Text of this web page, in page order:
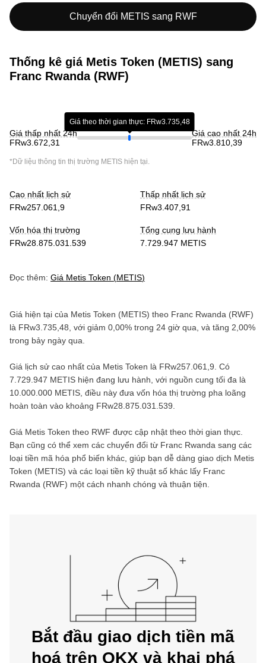
Chuyển đổi METIS sang RWF
Thống kê giá Metis Token (METIS) sang
Franc Rwanda (RWF)
Giá thấp nhất 24h
FRw3.672,31
Giá theo thời gian thực: FRw3.735,48
Giá cao nhất 24h
FRw3.810,39
*Dữ liệu thông tin thị trường METIS hiện tại.
Cao nhất lịch sử
FRw257.061,9
Thấp nhất lịch sử
FRw3.407,91
Vốn hóa thị trường
FRw28.875.031.539
Tổng cung lưu hành
7.729.947 METIS
Đọc thêm: Giá Metis Token (METIS)
Giá hiện tại của Metis Token (METIS) theo Franc Rwanda (RWF)
là FRw3.735,48 , với giảm 0,00% trong 24 giờ qua, và tăng 2,00%
trong bảy ngày qua.
Giá lịch sử cao nhất của Metis Token là FRw257.061,9 . Có
7.729.947 METIS hiện đang lưu hành, với nguồn cung tối đa là
10.000.000 METIS , điều này đưa vốn hóa thị trường pha loãng
hoàn toàn vào khoảng FRw28.875.031.539
Giá Metis Token theo RWF được cập nhật theo thời gian thực.
Bạn cũng có thể xem các chuyển đổi từ Franc Rwanda sang các
loại tiền mã hóa phổ biến khác, giúp bạn dễ dàng giao dịch Metis
Token (METIS) và các loại tiền kỹ thuật số khác lấy Franc
Rwanda (RWF) một cách nhanh chóng và thuận tiện.
Bắt đầu giao dịch tiền mã
hoá trên OKX và khai phá